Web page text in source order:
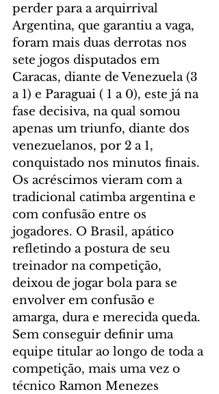
perder para a arquirrival
Argentina, que garantiu a vaga,
foram mais duas derrotas nos
sete jogos disputados em
Caracas, diante de Venezuela (3
a 1) e Paraguai ( 1 a 0), este já na
fase decisiva, na qual somou
apenas um triunfo, diante dos
venezuelanos, por 2 a 1,
conquistado nos minutos finais.
Os acréscimos vieram com a
tradicional catimba argentina e
com confusão entre os
jogadores. O Brasil, apático
refletindo a postura de seu
treinador na competição,
deixou de jogar bola para se
envolver em confusão e
amarga, dura e merecida queda.
Sem conseguir definir uma
equipe titular ao longo de toda a
competição, mais uma vez o
técnico Ramon Menezes